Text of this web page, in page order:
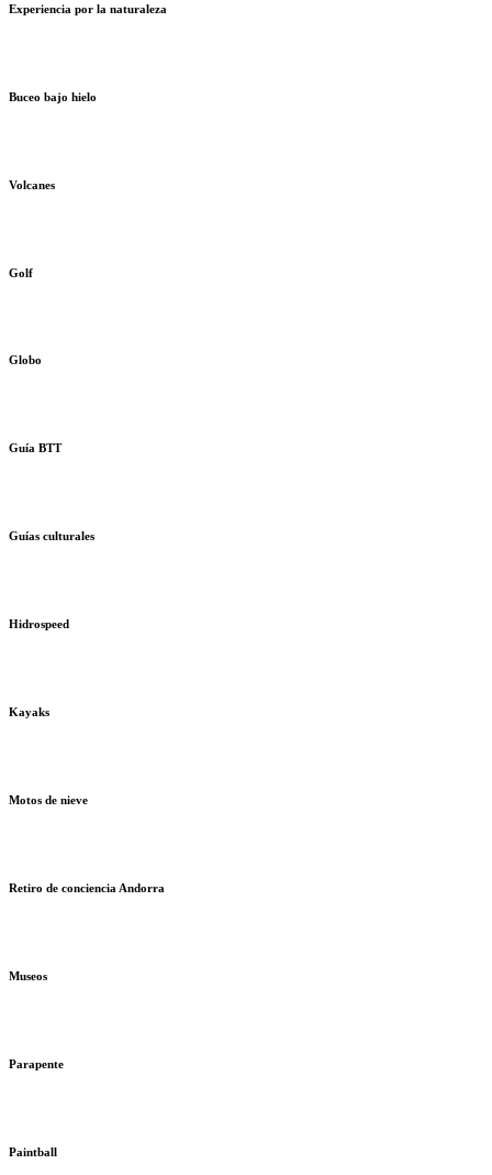
Experiencia por la naturaleza
Buceo bajo hielo
Volcanes
Golf
Globo
Guía BTT
Guías culturales
Hidrospeed
Kayaks
Motos de nieve
Retiro de conciencia Andorra
Museos
Parapente
Paintball